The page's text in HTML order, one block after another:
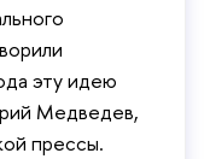
эту идею
Медведев,
прессы.